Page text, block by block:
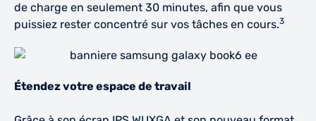
de charge en seulement 30 minutes, afin que vous
puissiez rester concentré sur vos tâches en cours.3
Étendez votre espace de travail